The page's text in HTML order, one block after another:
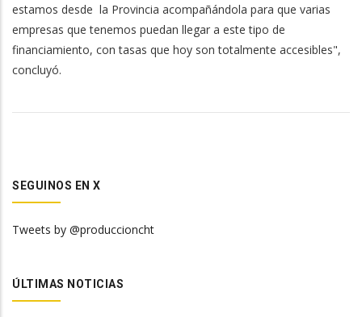
estamos desde la Provincia acompañándola para que varias
empresas que tenemos puedan llegar a este tipo de
financiamiento, con tasas que hoy son totalmente accesibles",
concluyó.
SEGUINOS EN X
Tweets by @produccioncht
ÚLTIMAS NOTICIAS